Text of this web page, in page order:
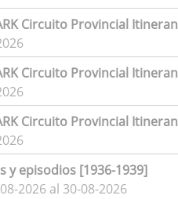
Circuito Provincial
Circuito Provincial
Circuito Provincial
y episodios [1936-1939]
2026 al 30-08-2026